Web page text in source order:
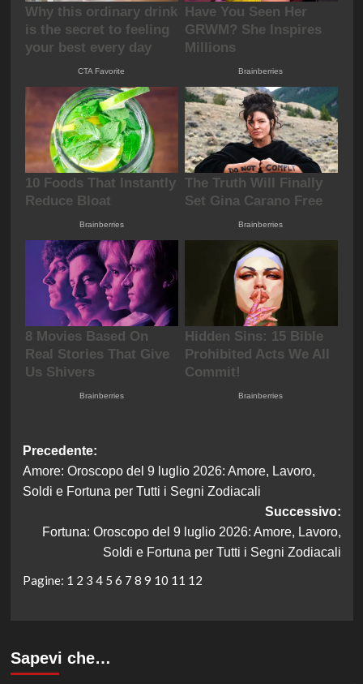
Navigazione
articolo
Precedente:
Amore: Oroscopo del 9 luglio 2026: Amore, Lavoro,
Soldi e Fortuna per Tutti i Segni Zodiacali
Successivo:
Fortuna: Oroscopo del 9 luglio 2026: Amore, Lavoro,
Soldi e Fortuna per Tutti i Segni Zodiacali
Pagine: 1 2 3 4 5 6 7 8 9 10 11 12
Sapevi che…